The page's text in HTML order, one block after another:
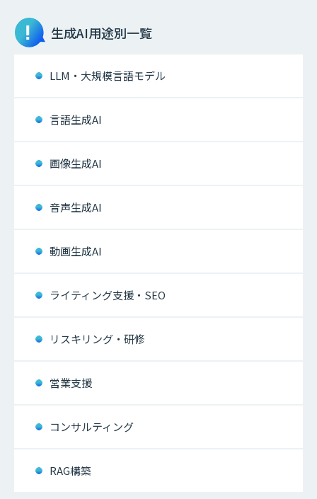
生成AI用途別一覧
LLM・大規模言語モデル
言語生成AI
画像生成AI
音声生成AI
動画生成AI
ライティング支援・SEO
リスキリング・研修
営業支援
コンサルティング
RAG構築